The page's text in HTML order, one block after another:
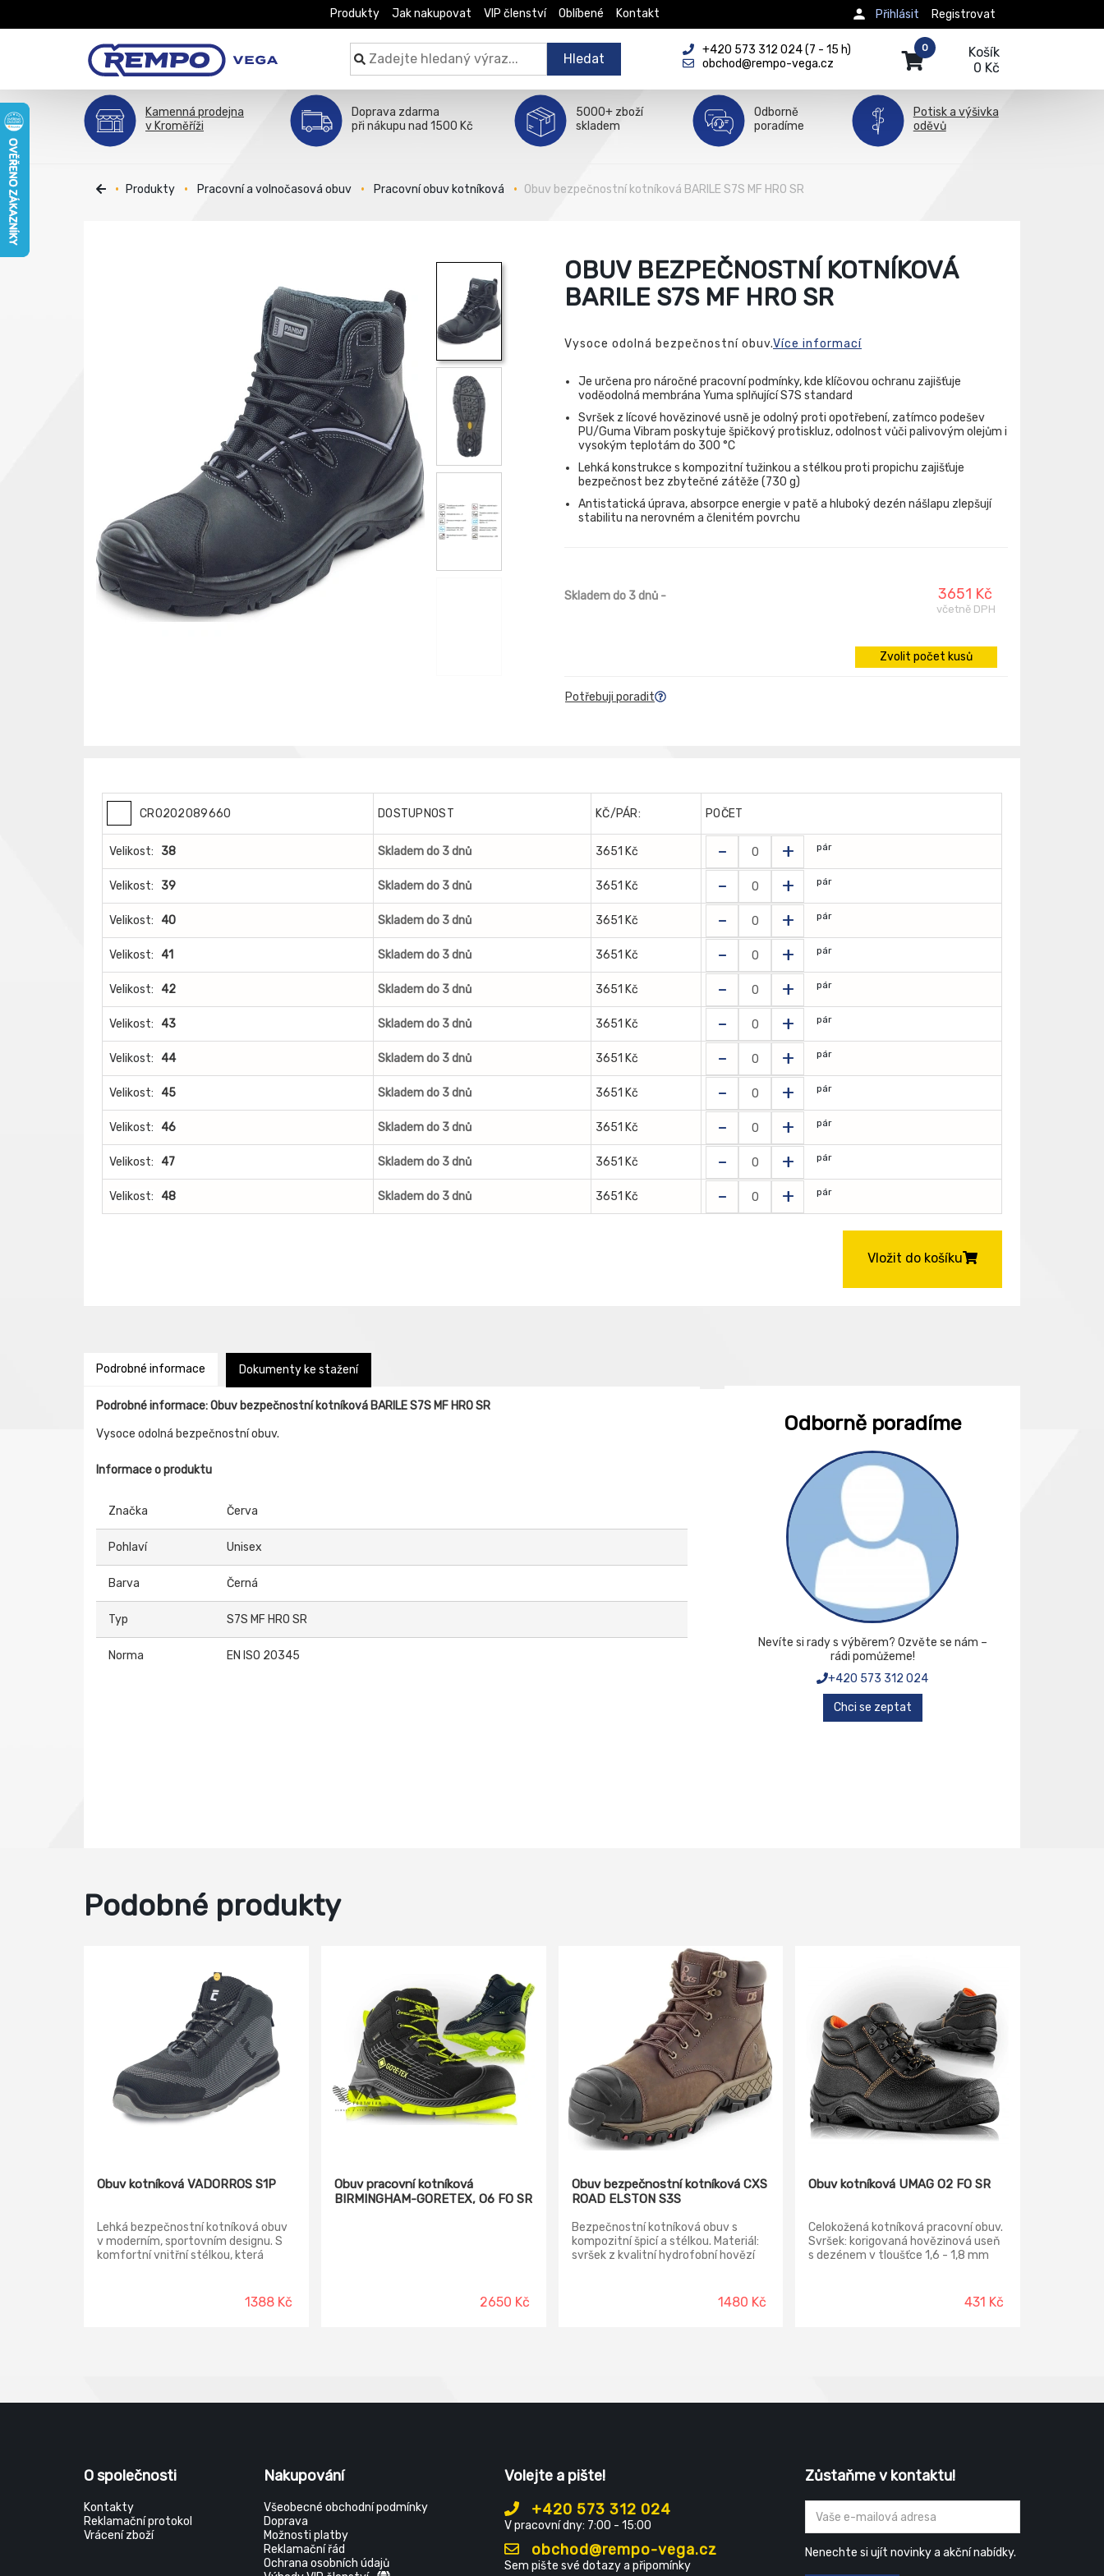
Produkty Jak nakupovat VIP členství Oblíbené Kontakt Registrovat
Přihlásit
Hledat
+420 573 312 024 (7 - 15 h)
obchod@rempo-vega.cz
Košík
0 Kč
0
Kamenná prodejna
v Kroměříži
Doprava zdarma
při nákupu nad 1500 Kč
5000+ zboží
skladem
Odborně
poradíme
Potisk a výšivka
oděvů
Produkty Pracovní a volnočasová obuv Pracovní obuv kotníková Obuv bezpečnostní kotníková BARILE S7S MF HRO SR
OBUV BEZPEČNOSTNÍ KOTNÍKOVÁ
BARILE S7S MF HRO SR
Vysoce odolná bezpečnostní obuv.Více informací
Je určena pro náročné pracovní podmínky, kde klíčovou ochranu zajišťuje
voděodolná membrána Yuma splňující S7S standard
Svršek z lícové hovězinové usně je odolný proti opotřebení, zatímco podešev
PU/Guma Vibram poskytuje špičkový protiskluz, odolnost vůči palivovým olejům i
vysokým teplotám do 300 °C
Lehká konstrukce s kompozitní tužinkou a stélkou proti propichu zajišťuje
bezpečnost bez zbytečné zátěže (730 g)
Antistatická úprava, absorpce energie v patě a hluboký dezén nášlapu zlepšují
stabilitu na nerovném a členitém povrchu
Skladem do 3 dnů - 3651 Kč
včetně DPH
Zvolit počet kusů
Potřebuji poradit
CR0202089660 DOSTUPNOST KČ/PÁR: POČET
Velikost: 38 Skladem do 3 dnů 3651 Kč - + pár
Velikost: 39 Skladem do 3 dnů 3651 Kč - + pár
Velikost: 40 Skladem do 3 dnů 3651 Kč - + pár
Velikost: 41 Skladem do 3 dnů 3651 Kč - + pár
Velikost: 42 Skladem do 3 dnů 3651 Kč - + pár
Velikost: 43 Skladem do 3 dnů 3651 Kč - + pár
Velikost: 44 Skladem do 3 dnů 3651 Kč - + pár
Velikost: 45 Skladem do 3 dnů 3651 Kč - + pár
Velikost: 46 Skladem do 3 dnů 3651 Kč - + pár
Velikost: 47 Skladem do 3 dnů 3651 Kč - + pár
Velikost: 48 Skladem do 3 dnů 3651 Kč - + pár
Vložit do košíku
Podrobné informace Dokumenty ke stažení
Podrobné informace: Obuv bezpečnostní kotníková BARILE S7S MF HRO SR
Vysoce odolná bezpečnostní obuv.
Informace o produktu
Značka Červa
Pohlaví Unisex
Barva Černá
Typ S7S MF HRO SR
Norma EN ISO 20345
Odborně poradíme
Nevíte si rady s výběrem? Ozvěte se nám –
rádi pomůžeme!
+420 573 312 024
Chci se zeptat
Podobné produkty
Obuv kotníková VADORROS S1P
Lehká bezpečnostní kotníková obuv
v moderním, sportovním designu. S
komfortní vnitřní stélkou, která
Materiál stélky proti propichu:/b>
kompozit Svršek:/b> pletený textil
1388 Kč
Obuv pracovní kotníková
BIRMINGHAM-GORETEX, O6 FO SR
2650 Kč
Obuv bezpečnostní kotníková CXS
ROAD ELSTON S3S
Bezpečnostní kotníková obuv s
kompozitní špicí a stélkou. Materiál:
svršek z kvalitní hydrofobní hovězí
změnou odstínu kůže vlivem
dlouhodobého užívání, vnější robustní
1480 Kč
Obuv kotníková UMAG O2 FO SR
Celokožená kotníková pracovní obuv.
Svršek: korigovaná hovězinová useň
s dezénem v tloušťce 1,6 - 1,8 mm
antistatická Vkládací stélka: HI-POLY
– anatomicky tvarovaná z lehčené
431 Kč
O společnosti
Kontakty
Reklamační protokol
Vrácení zboží
Nakupování
Všeobecné obchodní podmínky
Doprava
Možnosti platby
Reklamační řád
Ochrana osobních údajů
Volejte a pište!
+420 573 312 024
V pracovní dny: 7:00 - 15:00
obchod@rempo-vega.cz
Sem pište své dotazy a připomínky
Zůstaňme v kontaktu!
Nenechte si ujít novinky a akční nabídky.